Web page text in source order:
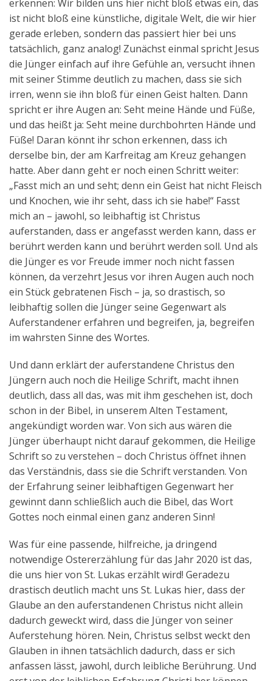
erkennen: Wir bilden uns hier nicht bloß etwas ein, das
ist nicht bloß eine künstliche, digitale Welt, die wir hier
gerade erleben, sondern das passiert hier bei uns
tatsächlich, ganz analog! Zunächst einmal spricht Jesus
die Jünger einfach auf ihre Gefühle an, versucht ihnen
mit seiner Stimme deutlich zu machen, dass sie sich
irren, wenn sie ihn bloß für einen Geist halten. Dann
spricht er ihre Augen an: Seht meine Hände und Füße,
und das heißt ja: Seht meine durchbohrten Hände und
Füße! Daran könnt ihr schon erkennen, dass ich
derselbe bin, der am Karfreitag am Kreuz gehangen
hatte. Aber dann geht er noch einen Schritt weiter:
„Fasst mich an und seht; denn ein Geist hat nicht Fleisch
und Knochen, wie ihr seht, dass ich sie habe!“ Fasst
mich an – jawohl, so leibhaftig ist Christus
auferstanden, dass er angefasst werden kann, dass er
berührt werden kann und berührt werden soll. Und als
die Jünger es vor Freude immer noch nicht fassen
können, da verzehrt Jesus vor ihren Augen auch noch
ein Stück gebratenen Fisch – ja, so drastisch, so
leibhaftig sollen die Jünger seine Gegenwart als
Auferstandener erfahren und begreifen, ja, begreifen
im wahrsten Sinne des Wortes.
Und dann erklärt der auferstandene Christus den
Jüngern auch noch die Heilige Schrift, macht ihnen
deutlich, dass all das, was mit ihm geschehen ist, doch
schon in der Bibel, in unserem Alten Testament,
angekündigt worden war. Von sich aus wären die
Jünger überhaupt nicht darauf gekommen, die Heilige
Schrift so zu verstehen – doch Christus öffnet ihnen
das Verständnis, dass sie die Schrift verstanden. Von
der Erfahrung seiner leibhaftigen Gegenwart her
gewinnt dann schließlich auch die Bibel, das Wort
Gottes noch einmal einen ganz anderen Sinn!
Was für eine passende, hilfreiche, ja dringend
notwendige Ostererzählung für das Jahr 2020 ist das,
die uns hier von St. Lukas erzählt wird! Geradezu
drastisch deutlich macht uns St. Lukas hier, dass der
Glaube an den auferstandenen Christus nicht allein
dadurch geweckt wird, dass die Jünger von seiner
Auferstehung hören. Nein, Christus selbst weckt den
Glauben in ihnen tatsächlich dadurch, dass er sich
anfassen lässt, jawohl, durch leibliche Berührung. Und